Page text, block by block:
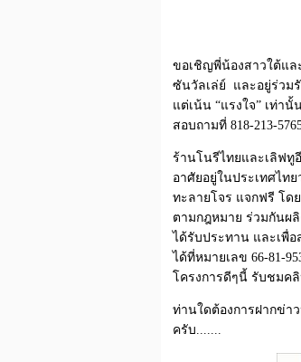
ขอเชิญพี่น้องสาวใต้แล
ซันวัลเล่ย์ และอยู่ร่วม
แต่เน้น “แรงใจ” เท่านั้
สอบถามที่ 818-213-
ร้านโนรีไทยและเลิฟทู
อาศัยอยู่ในประเทศไ
ทะลายโจร แจกฟรี โด
ตามกฎหมาย ร่วมกันผ
ได้รับประทาน และเพื่
ได้ที่หมายเลข 66-81-
โครงการดีๆนี้ รับชมค
ท่านใดต้องการฝากข่า
ครับ.......